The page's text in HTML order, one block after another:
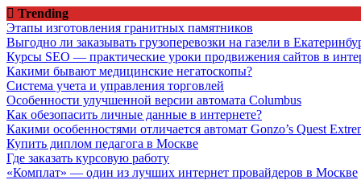
Перейти
к
содержимому
Trending
Этапы изготовления гранитных памятников
Выгодно ли заказывать грузоперевозки на газели в
Курсы SEO — практические уроки продвижения сайтов в
Какими бывают медицинские негатоскопы?
Система учета и управления торговлей
Особенности улучшенной версии автомата Columbus
Как обезопасить личные данные в интернете?
Какими особенностями отличается автомат Gonzo’s Quest
Купить диплом педагога в Москве
Где заказать курсовую работу
«Комплат» — один из лучших интернет провайдеров в Москве